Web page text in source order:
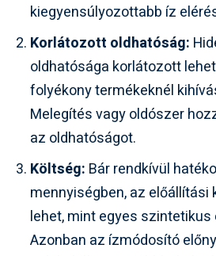
kiegyensúlyozottabb íz
Korlátozott oldhatóság:
oldhatósága korlátozott
folyékony termékeknél
Melegítés vagy oldószer
az oldhatóságot.
Költség: Bár rendkívül
mennyiségben, az
lehet, mint egyes
Azonban az ízmódosító